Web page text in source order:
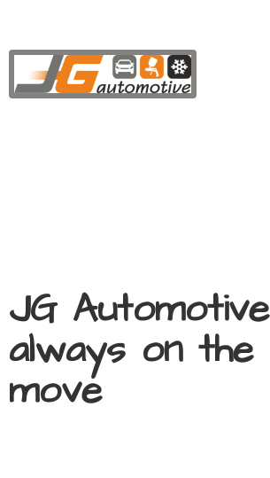
JG Automotive
always on the
move